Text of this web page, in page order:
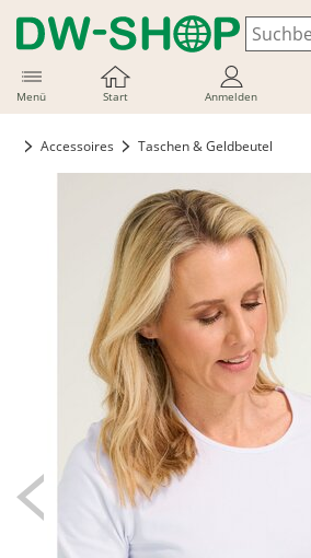
Menü Start Anmelden
Accessoires Taschen & Geldbeutel